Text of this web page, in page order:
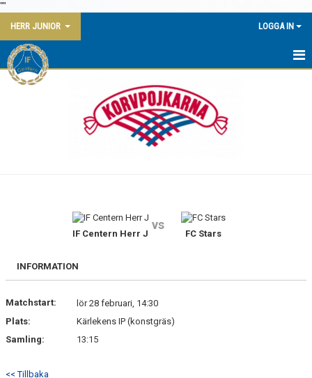
""
HERR JUNIOR
LOGGA IN
HEM
DOKUMENT
IF Centern Herr J
vs
FC Stars
INFORMATION
Matchstart:
lör 28 februari, 14:30
Plats:
Kärlekens IP (konstgräs)
Samling:
13:15
<< Tillbaka